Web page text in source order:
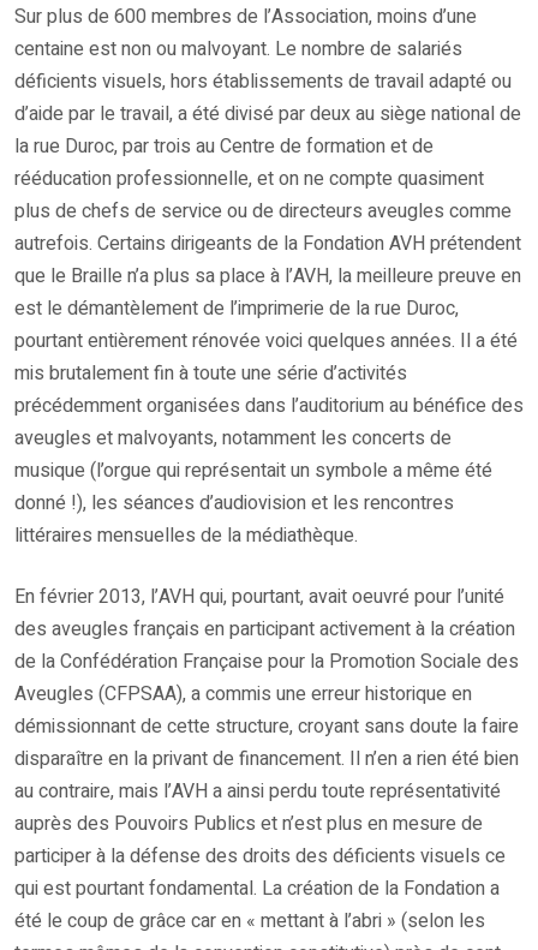
Sur plus de 600 membres de l’Association, moins d’une
centaine est non ou malvoyant. Le nombre de salariés
déficients visuels, hors établissements de travail adapté ou
d’aide par le travail, a été divisé par deux au siège national de
la rue Duroc, par trois au Centre de formation et de
rééducation professionnelle, et on ne compte quasiment
plus de chefs de service ou de directeurs aveugles comme
autrefois. Certains dirigeants de la Fondation AVH prétendent
que le Braille n’a plus sa place à l’AVH, la meilleure preuve en
est le démantèlement de l’imprimerie de la rue Duroc,
pourtant entièrement rénovée voici quelques années. Il a été
mis brutalement fin à toute une série d’activités
précédemment organisées dans l’auditorium au bénéfice des
aveugles et malvoyants, notamment les concerts de
musique (l’orgue qui représentait un symbole a même été
donné !), les séances d’audiovision et les rencontres
littéraires mensuelles de la médiathèque.
En février 2013, l’AVH qui, pourtant, avait oeuvré pour l’unité
des aveugles français en participant activement à la création
de la Confédération Française pour la Promotion Sociale des
Aveugles (CFPSAA), a commis une erreur historique en
démissionnant de cette structure, croyant sans doute la faire
disparaître en la privant de financement. Il n’en a rien été bien
au contraire, mais l’AVH a ainsi perdu toute représentativité
auprès des Pouvoirs Publics et n’est plus en mesure de
participer à la défense des droits des déficients visuels ce
qui est pourtant fondamental. La création de la Fondation a
été le coup de grâce car en « mettant à l’abri » (selon les